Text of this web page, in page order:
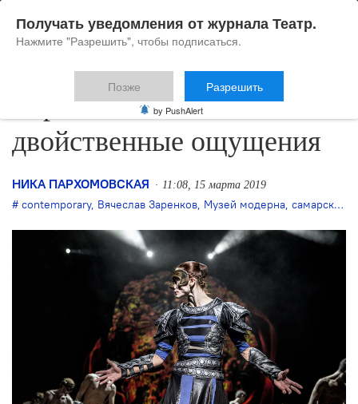
«Три маски»:
двойственные ощущения
НИКА ПАРХОМОВСКАЯ 11:08, 15 марта 2019
contemporary, Вячеслав Заренков, Музей модерна, самарский зритель
Получать уведомления от журнала Театр.
Нажмите "Разрешить", чтобы подписаться.
Позже Разрешить
by PushAlert